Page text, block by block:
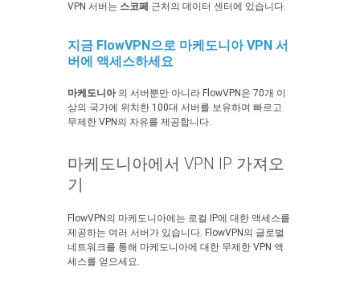
VPN 서버는 스코페 근처의 데이터 센터에 있습니다.
지금 FlowVPN으로 마케도니아 VPN 서
버에 액세스하세요
마케도니아의 서버뿐만 아니라 FlowVPN은 70개 이
상의 국가에 위치한 100대 서버를 보유하여 빠르고
무제한 VPN의 자유를 제공합니다.
마케도니아에서 VPN IP 가져오
기
FlowVPN의 마케도니아에는 로컬 IP에 대한 액세스를
제공하는 여러 서버가 있습니다. FlowVPN의 글로벌
네트워크를 통해 마케도니아에 대한 무제한 VPN 액
세스를 얻으세요.